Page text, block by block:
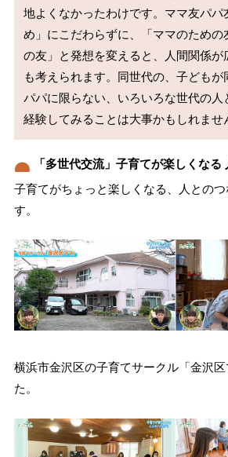
地よくなかったわけです。ママ友パパ
め」にこだわらずに、「ママのための
の友」と発想を変えると、人間関係が
も考えられます。同世代の、子どもが
パパに限らない、いろいろな世代の人
「多世代交流」子育てが楽しくなる
子育てがちょっと楽しくなる、人との
す。
横浜市金沢区の子育てサークル「金沢
た。